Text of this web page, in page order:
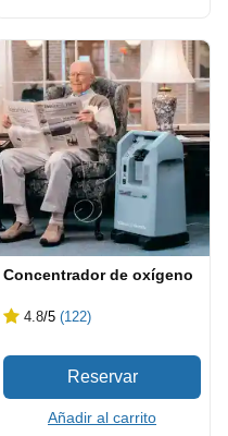
Concentrador de oxígeno
4.8/5 (122)
Añadir al carrito